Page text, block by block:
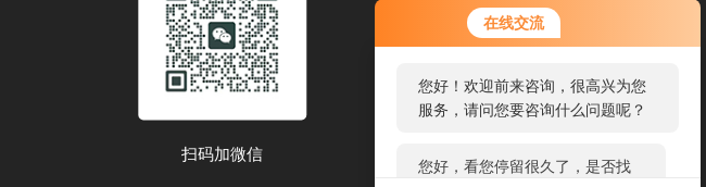
在线交流
您好！欢迎前来咨询，很高兴为您
服务，请问您要咨询什么问题呢？
您好，看您停留很久了，是否找到
了需求产品，您可以直接在线与我
扫码加微信